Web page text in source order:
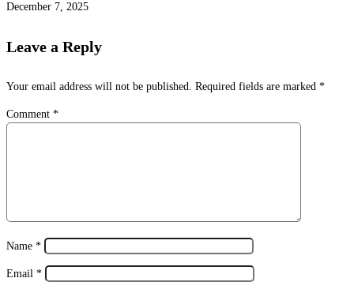
December 7, 2025
Leave a Reply
Your email address will not be published. Required fields are marked *
Comment *
Name *
Email *